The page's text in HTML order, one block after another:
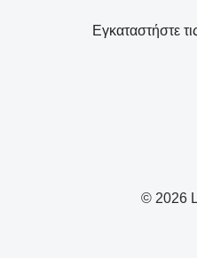
© 2026
Εγκαταστήστε